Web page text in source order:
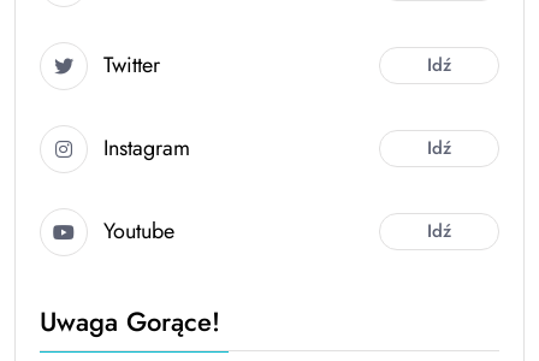
Twitter Idź
Instagram Idź
Youtube Idź
Uwaga Gorące!